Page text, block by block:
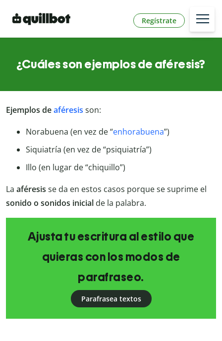
Regístrate
¿Cuáles son ejemplos de aféresis?
Ejemplos deaféresis son:
Norabuena (en vez de “enhorabuena”)
Siquiatría (en vez de “psiquiatría”)
Illo (en lugar de “chiquillo”)
La aféresis se da en estos casos porque se suprime el
sonido o sonidos inicial de la palabra.
Ajusta tu escritura al estilo que
quieras con los modos de
parafraseo.
Parafrasea textos